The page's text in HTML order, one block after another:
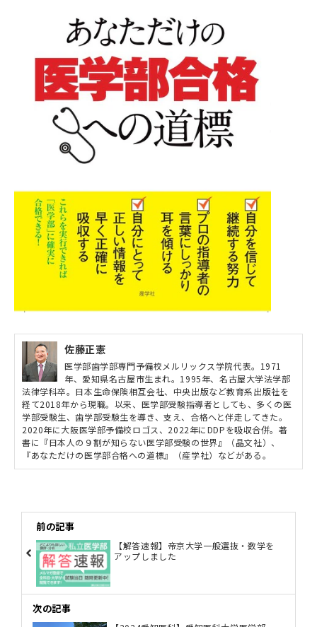
佐藤正憲
医学部歯学部専門予備校メルリックス学院代表。1971
年、愛知県名古屋市生まれ。1995年、名古屋大学法学部
法律学科卒。日本生命保険相互会社、中央出版など教育系出版社を
経て2018年から現職。以来、医学部受験指導者としても、多くの医
学部受験生、歯学部受験生を導き、支え、合格へと伴走してきた。
2020年に大阪医学部予備校ロゴス、2022年にDDPを吸収合併。著
書に『日本人の９割が知らない医学部受験の世界』（晶文社）、
『あなただけの医学部合格への道標』（産学社）などがある。
前の記事
【解答速報】帝京大学一般選抜・数学を
アップしました
次の記事